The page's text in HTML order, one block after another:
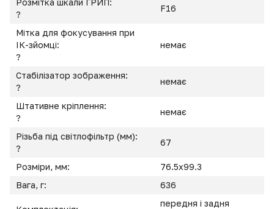
Розмітка шкали ГРИП:
?
F16
Мітка для фокусування при
ІК-зйомці:
?
немає
Стабілізатор зображення:
?
немає
Штативне кріплення:
?
немає
Різьба під світлофільтр (мм):
?
67
Розміри, мм:
76.5x99.3
Вага, г:
636
передня і задня